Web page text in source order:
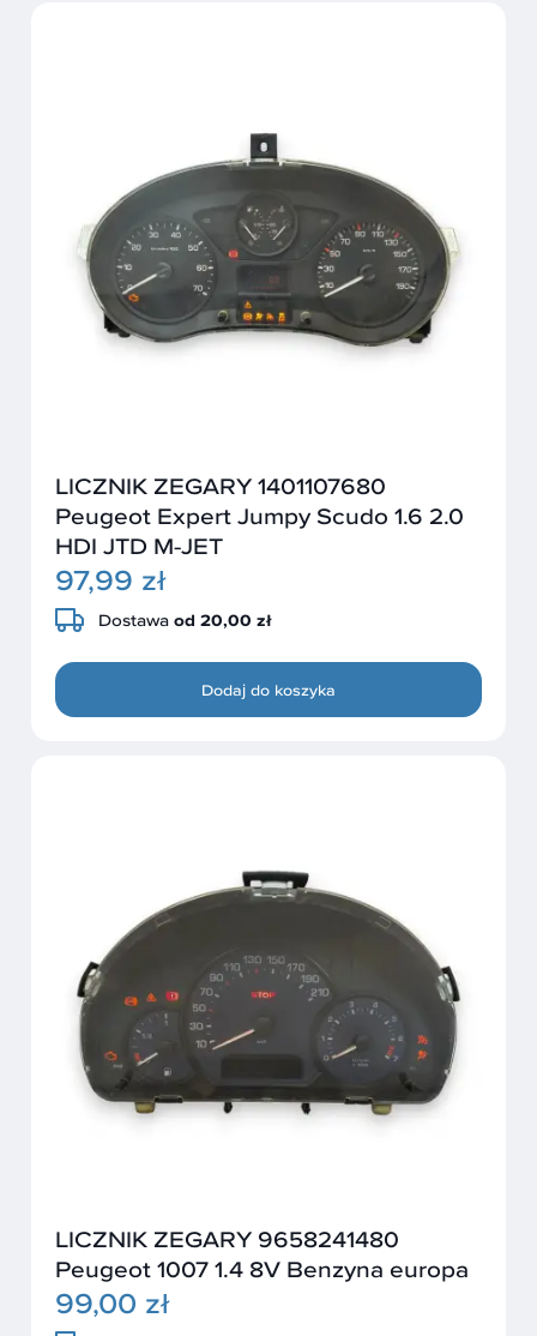
LICZNIK ZEGARY 1401107680
Peugeot Expert Jumpy Scudo 1.6 2.0
HDI JTD M-JET
97,99 zł
Dostawa od 20,00 zł
Dodaj do koszyka
LICZNIK ZEGARY 9658241480
Peugeot 1007 1.4 8V Benzyna europa
99,00 zł